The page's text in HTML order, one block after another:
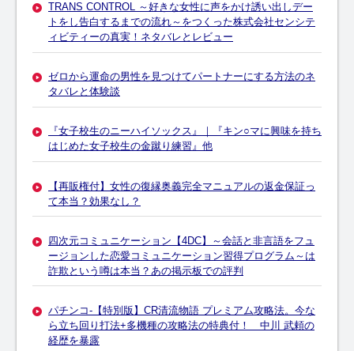
TRANS CONTROL ～好きな女性に声をかけ誘い出しデー
トをし告白するまでの流れ～をつくった株式会社センシテ
ィビティーの真実！ネタバレとレビュー
ゼロから運命の男性を見つけてパートナーにする方法のネ
タバレと体験談
『女子校生のニーハイソックス』｜『キン○マに興味を持ち
はじめた女子校生の金蹴り練習』他
【再販権付】女性の復縁奥義完全マニュアルの返金保証っ
て本当？効果なし？
四次元コミュニケーション【4DC】～会話と非言語をフュ
ージョンした恋愛コミュニケーション習得プログラム～は
詐欺という噂は本当？あの掲示板での評判
パチンコ-【特別版】CR清流物語 プレミアム攻略法。今な
ら立ち回り打法+多機種の攻略法の特典付！ 中川 武頼の
経歴を暴露